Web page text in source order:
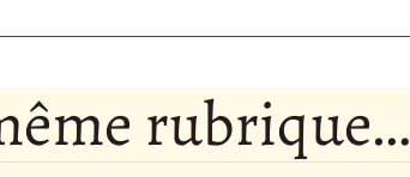
rubrique…